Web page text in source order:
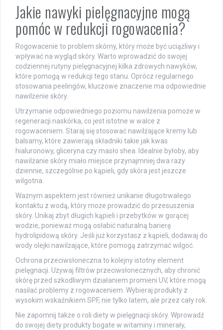
Jakie nawyki pielęgnacyjne mogą
pomóc w redukcji rogowacenia?
Rogowacenie to problem skórny, który może być uciążliwy i
wpływać na wygląd skóry. Warto wprowadzić do swojej
codziennej rutyny pielęgnacyjnej kilka zdrowych nawyków,
które pomogą w redukcji tego stanu. Oprócz regularnego
stosowania peelingów, kluczowe znaczenie ma odpowiednie
nawilżenie skóry.
Utrzymanie odpowiedniego poziomu nawilżenia pomoże w
regeneracji naskórka, co jest istotne w walce z
rogowaceniem. Staraj się stosować nawilżające kremy lub
balsamy, które zawierają składniki takie jak kwas
hialuronowy, gliceryna czy masło shea. Idealnie byłoby, aby
nawilżanie skóry miało miejsce przynajmniej dwa razy
dziennie, szczególnie po kąpieli, gdy skóra jest jeszcze
wilgotna.
Ważnym aspektem jest również unikanie długotrwałego
kontaktu z wodą, który może prowadzić do przesuszenia
skóry. Unikaj zbyt długich kąpieli i przebytków w gorącej
wodzie, ponieważ mogą osłabić naturalną barierę
hydrolipidową skóry. Jeśli już korzystasz z kąpieli, dodawaj do
wody olejki nawilżające, które pomogą zatrzymać wilgoć.
Ochrona przeciwsłoneczna to kolejny istotny element
pielęgnacji. Używaj filtrów przeciwsłonecznych, aby chronić
skórę przed szkodliwym działaniem promieni UV, które mogą
nasilać problemy z rogowaceniem. Wybieraj produkty z
wysokim wskaźnikiem SPF, nie tylko latem, ale przez cały rok.
Nie zapomnij także o roli diety w pielęgnacji skóry. Wprowadź
do swojej diety produkty bogate w witaminy i minerały,